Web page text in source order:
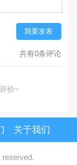
我要发表
共有0条评论
价~
关于我们
reserved.